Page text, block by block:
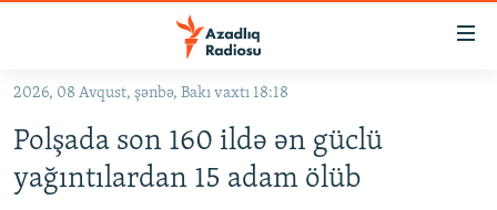
Əsas
qayıt
Əsas
naviqasiyaya
#İZAHLA
KORRUPSIOMETR
2026, 08 Avqust, şənbə, Bakı vaxtı 18:18
Polşada son 160 ildə ən güclü
yağıntılardan 15 adam ölüb